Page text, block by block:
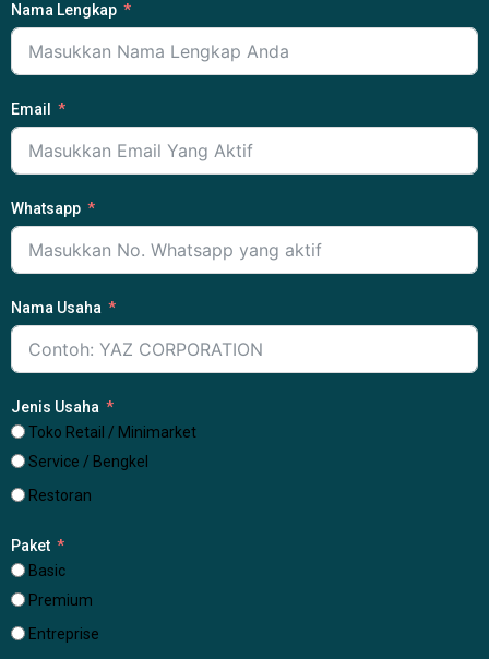
Nama Lengkap
Email
Whatsapp
Nama Usaha
Jenis Usaha
Toko Retail / Minimarket
Service / Bengkel
Restoran
Paket
Basic
Premium
Entreprise